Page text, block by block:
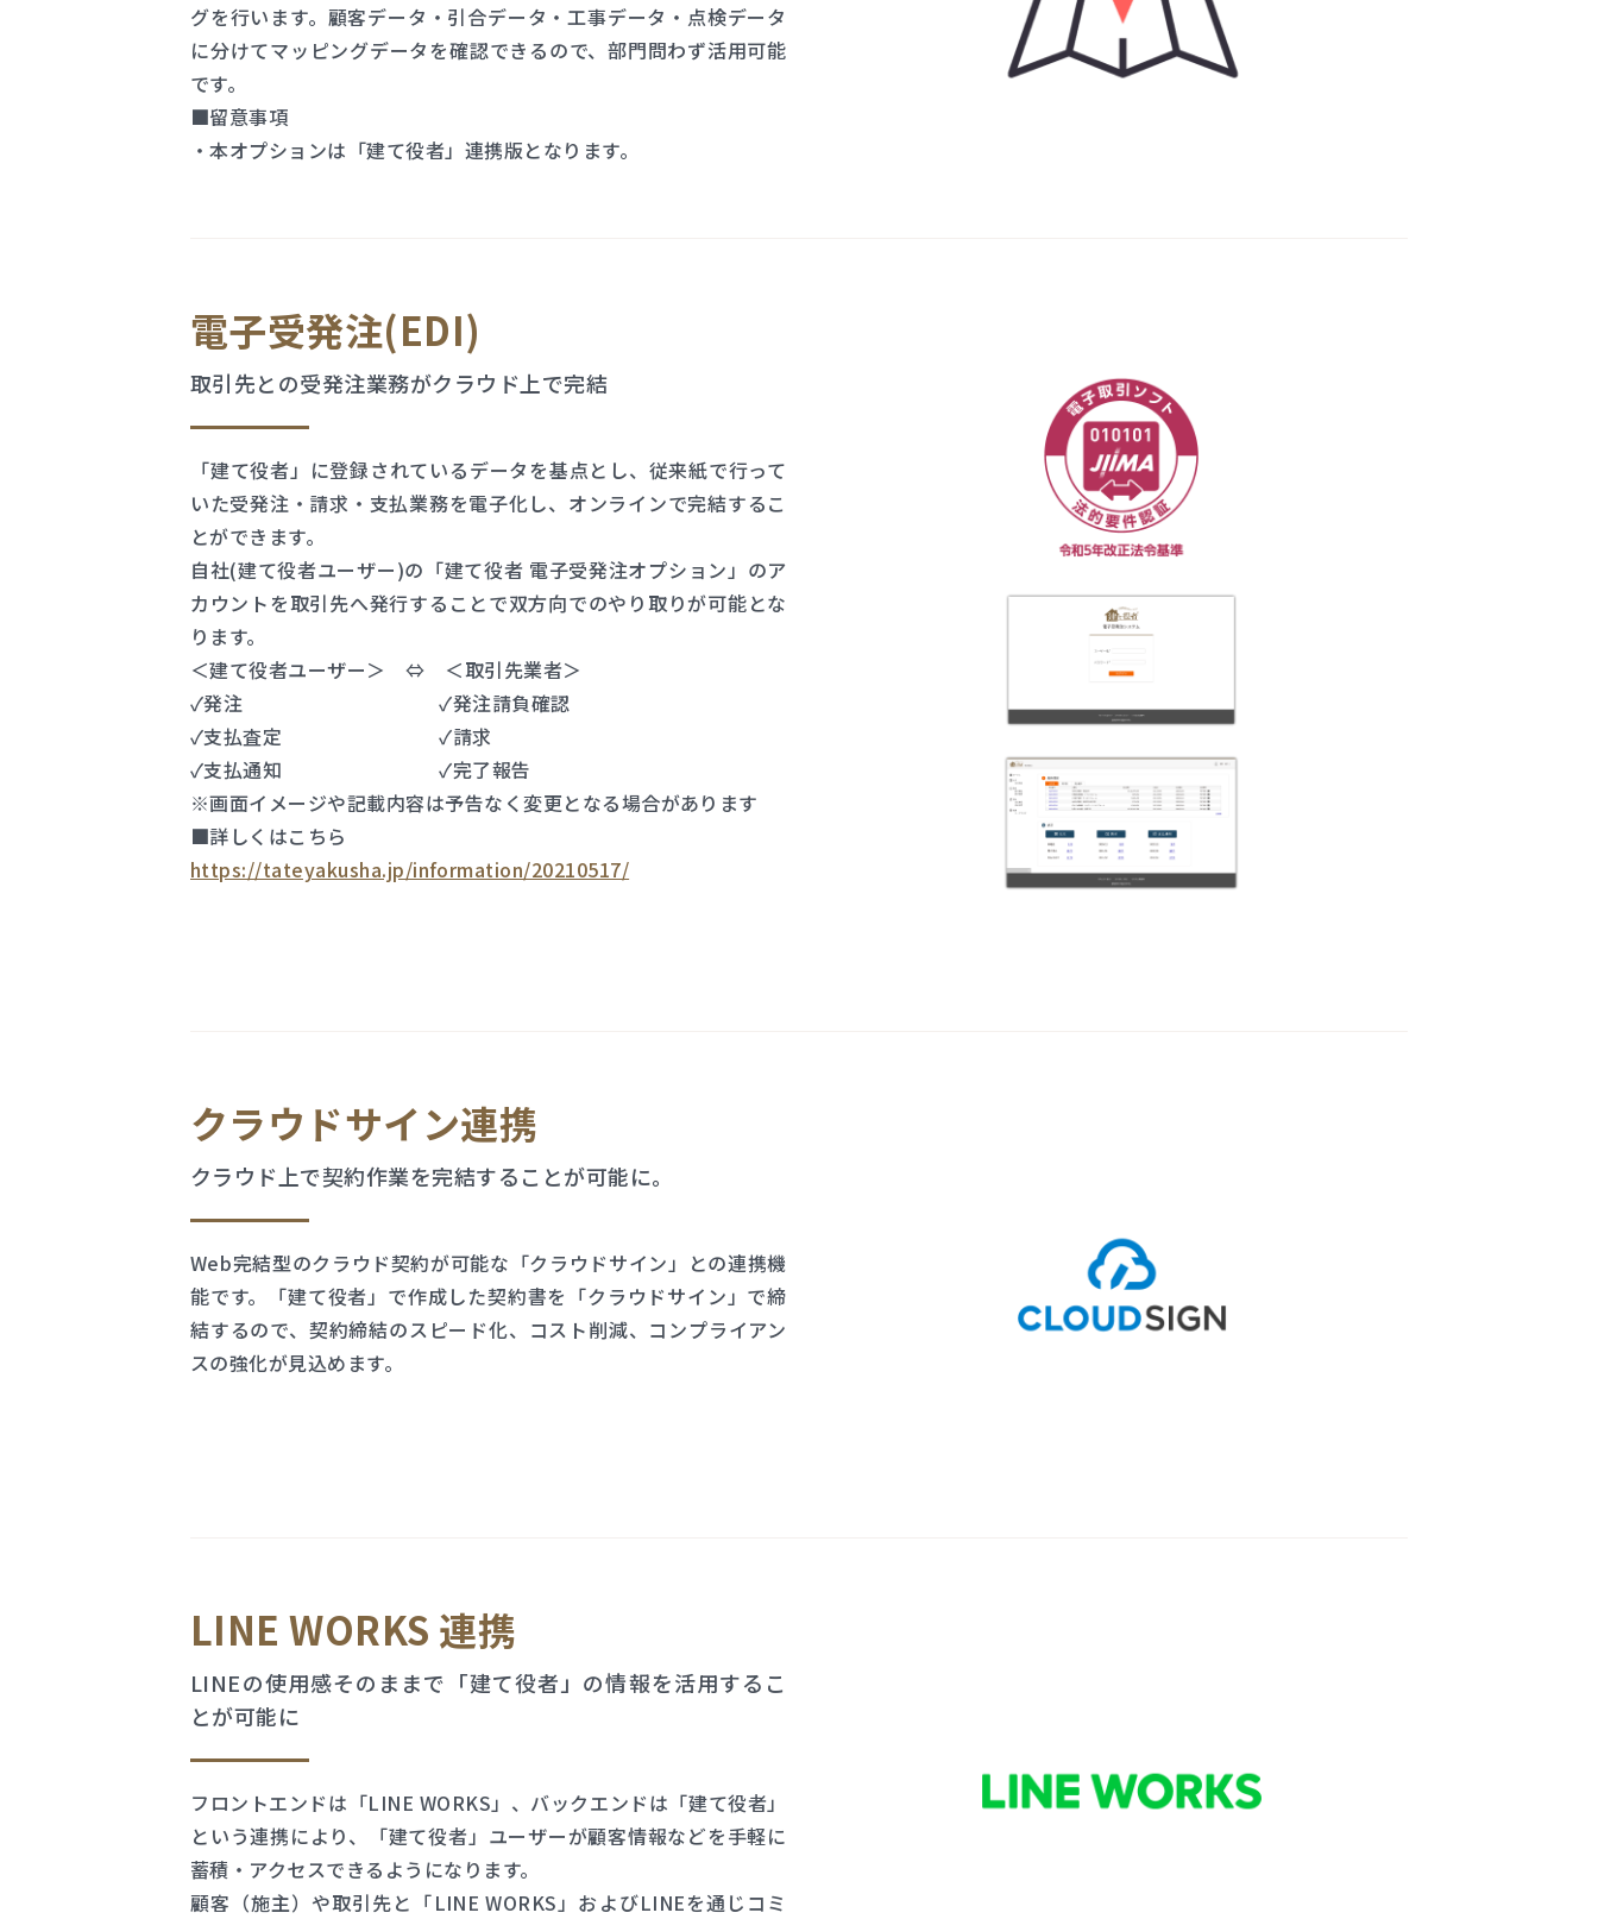
グを行います。顧客データ・引合データ・工事データ・点検データ
に分けてマッピングデータを確認できるので、部門問わず活用可能
です。
■留意事項
・本オプションは「建て役者」連携版となります。
電子受発注(EDI)
取引先との受発注業務がクラウド上で完結
「建て役者」に登録されているデータを基点とし、従来紙で行って
いた受発注・請求・支払業務を電子化し、オンラインで完結するこ
とができます。
自社(建て役者ユーザー)の「建て役者 電子受発注オプション」のア
カウントを取引先へ発行することで双方向でのやり取りが可能とな
ります。
＜建て役者ユーザー＞ ⇔ ＜取引先業者＞
✓発注 ✓発注請負確認
✓支払査定 ✓請求
✓支払通知 ✓完了報告
※画面イメージや記載内容は予告なく変更となる場合があります
■詳しくはこちら
https://tateyakusha.jp/information/20210517/
クラウドサイン連携
クラウド上で契約作業を完結することが可能に。
Web完結型のクラウド契約が可能な「クラウドサイン」との連携機
能です。「建て役者」で作成した契約書を「クラウドサイン」で締
結するので、契約締結のスピード化、コスト削減、コンプライアン
スの強化が見込めます。
LINE WORKS 連携
LINEの使用感そのままで「建て役者」の情報を活用するこ
とが可能に
フロントエンドは「LINE WORKS」、バックエンドは「建て役者」
という連携により、「建て役者」ユーザーが顧客情報などを手軽に
蓄積・アクセスできるようになります。
顧客（施主）や取引先と「LINE WORKS」およびLINEを通じコミ